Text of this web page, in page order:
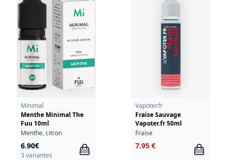
Minimal
Menthe Minimal The
Fuu 10ml
Menthe, citron
6.90€
3 variantes
Vapoter.fr
Fraise Sauvage
Vapoter.fr 50ml
Fraise
7.95 €